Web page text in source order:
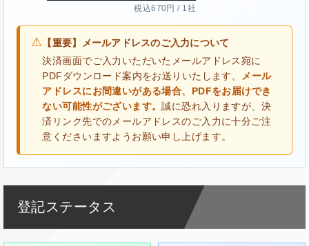
税込670円 / 1社
⚠ 【重要】メールアドレスのご入力について
決済画面でご入力いただいたメールアドレス宛に
PDFダウンロード案内をお送りいたします。
メール
アドレスにお間違いがある場合、PDFをお届けでき
ない可能性がございます。誠に恐れ入りますが、決
済リンク先でのメールアドレスのご入力に十分ご注
意くださいますようお願い申し上げます。
登記ステータス